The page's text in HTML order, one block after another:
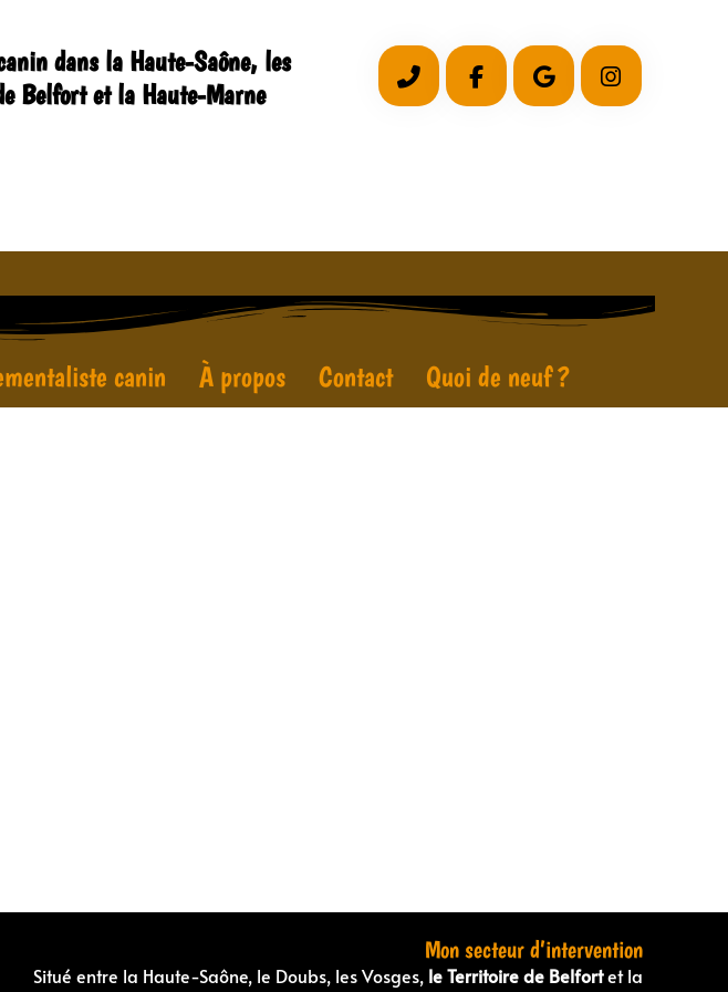
dans la Haute-Saône, les
Belfort et la Haute-Marne
canin À propos Contact Quoi de neuf ?
Mon secteur d’intervention
Situé entre la Haute-Saône, le Doubs, les Vosges, le Territoire de Belfortet la